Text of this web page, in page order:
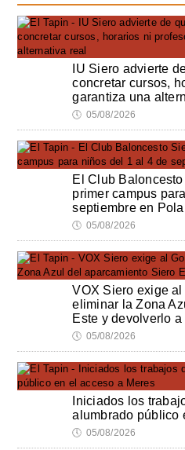
IU Siero advierte
concretar cursos,
garantiza una
🕔 05/08/2026
El Club
primer campus
septiembre en
🕔 05/08/2026
VOX Siero exige al
eliminar la Zona
Este y devolverlo
🕔 05/08/2026
Iniciados los
alumbrado público
🕔 05/08/2026